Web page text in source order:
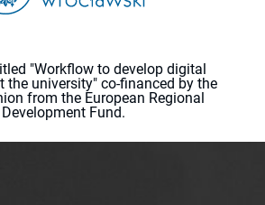
"Workflow to develop digital
the university" co-financed by the
from the European Regional
Development Fund.